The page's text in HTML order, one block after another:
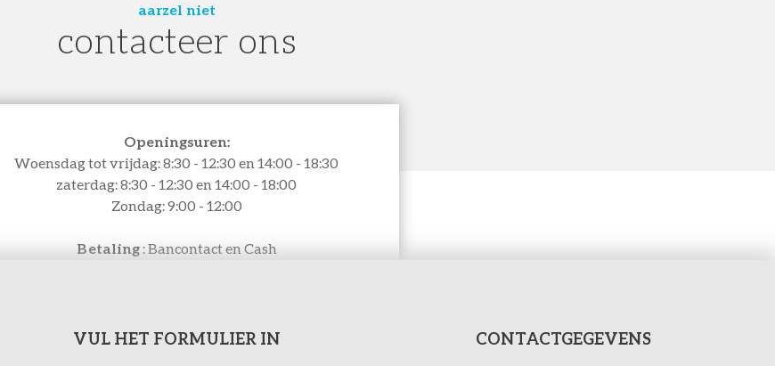
aarzel niet
contacteer ons
Openingsuren:
Woensdag tot vrijdag: 8:30 - 12:30 en 14:00 - 18:30
zaterdag: 8:30 - 12:30 en 14:00 - 18:00
Zondag: 9:00 - 12:00
Betaling: Bancontact en Cash
VUL HET FORMULIER IN CONTACTGEGEVENS